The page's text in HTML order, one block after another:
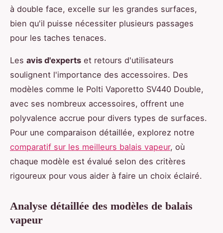
à double face, excelle sur les grandes surfaces,
bien qu'il puisse nécessiter plusieurs passages
pour les taches tenaces.
Les avis d'experts et retours d'utilisateurs
soulignent l'importance des accessoires. Des
modèles comme le Polti Vaporetto SV440 Double,
avec ses nombreux accessoires, offrent une
polyvalence accrue pour divers types de surfaces.
Pour une comparaison détaillée, explorez notre
comparatif sur les meilleurs balais vapeur, où
chaque modèle est évalué selon des critères
rigoureux pour vous aider à faire un choix éclairé.
Analyse détaillée des modèles de balais
vapeur